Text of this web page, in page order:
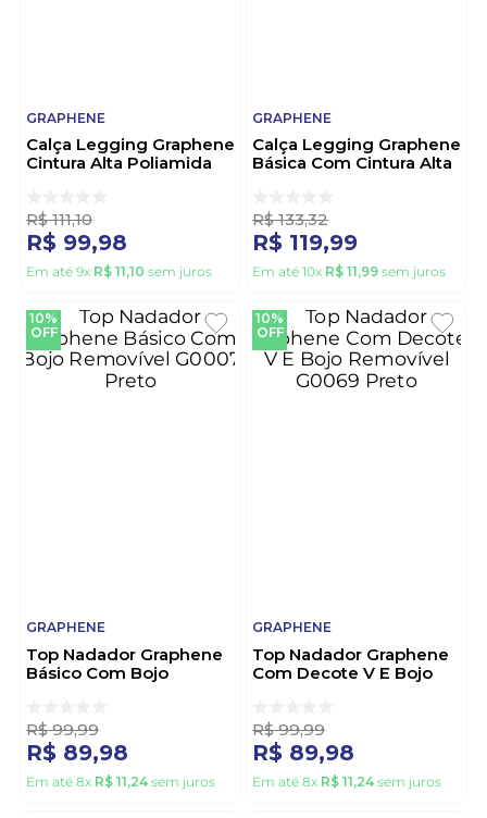
GRAPHENE
Calça Legging Graphene
Cintura Alta Poliamida
R$ 111,10
R$ 99,98
Em até 9x R$ 11,10 sem juros
GRAPHENE
Calça Legging Graphene
Básica Com Cintura Alta
R$ 133,32
R$ 119,99
Em até 10x R$ 11,99 sem juros
10%
OFF
GRAPHENE
Top Nadador Graphene
Básico Com Bojo
R$ 99,99
R$ 89,98
Em até 8x R$ 11,24 sem juros
10%
OFF
GRAPHENE
Top Nadador Graphene
Com Decote V E Bojo
R$ 99,99
R$ 89,98
Em até 8x R$ 11,24 sem juros